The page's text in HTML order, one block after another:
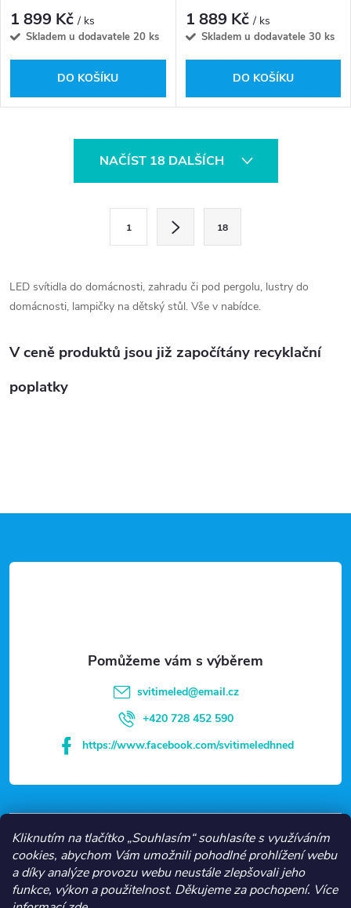
Kliknutím na tlačítko „Souhlasím“ souhlasíte s využíváním
cookies, abychom Vám umožnili pohodlné prohlížení webu
a díky analýze provozu webu neustále zlepšovali jeho
funkce, výkon a použitelnost. Děkujeme za pochopení. Více
1 899 Kč/ ks
Skladem u dodavatele 20 ks
DO KOŠÍKU
1 889 Kč/ ks
Skladem u dodavatele 30 ks
DO KOŠÍKU
d
a
c
p
v
NAČÍST 18 DALŠÍCH
á
n
o
á
1 18
LED svítidla do domácnosti, zahradu či pod pergolu, lustry do
domácnosti, lampičky na dětský stůl. Vše v nabídce.
V ceně produktů jsou již započítány recyklační
poplatky
á
VŠE O NÁKUPU
NEJČASTĚJŠÍ KATEGORIE
svitimeled@email.cz
+420 728 452 590
https://www.facebook.com/svitimeledhned